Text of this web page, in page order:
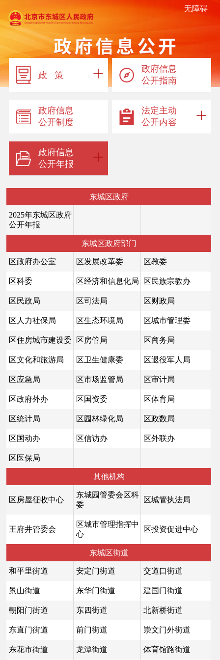
无障碍
政 策
政府信息
公开指南
政府信息
公开制度
法定主动
公开内容
政府信息
公开年报
东城区政府
2025年东城区政府
公开年报
东城区政府部门
区政府办公室 区发展改革委 区教委
区科委 区经济和信息化局 区民族宗教办
区民政局 区司法局 区财政局
区人力社保局 区生态环境局 区城市管理委
区住房城市建设委 区房管局 区商务局
区文化和旅游局 区卫生健康委 区退役军人局
区应急局 区市场监管局 区审计局
区政府外办 区国资委 区体育局
区统计局 区园林绿化局 区政数局
区国动办 区信访办 区外联办
区医保局
其他机构
区房屋征收中心
东城园管委会区科
委
区城管执法局
王府井管委会
区城市管理指挥中
心
区投资促进中心
东城区街道
和平里街道 安定门街道 交道口街道
景山街道 东华门街道 建国门街道
朝阳门街道 东四街道 北新桥街道
东直门街道 前门街道 崇文门外街道
东花市街道 龙潭街道 体育馆路街道